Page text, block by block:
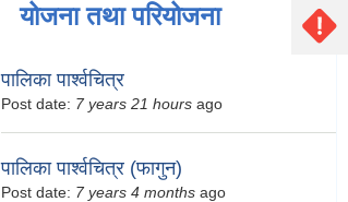
योजना तथा परियोजना
पालिका पार्श्वचित्र
Post date: 7 years 21 hours ago
पालिका पार्श्वचित्र (फागुन)
Post date: 7 years 4 months ago